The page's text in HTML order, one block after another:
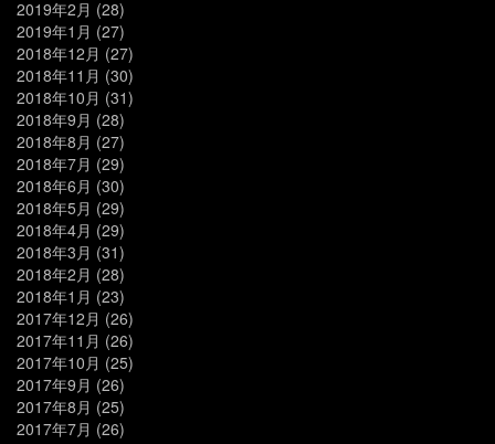
2019年2月 (28)
2019年1月 (27)
2018年12月 (27)
2018年11月 (30)
2018年10月 (31)
2018年9月 (28)
2018年8月 (27)
2018年7月 (29)
2018年6月 (30)
2018年5月 (29)
2018年4月 (29)
2018年3月 (31)
2018年2月 (28)
2018年1月 (23)
2017年12月 (26)
2017年11月 (26)
2017年10月 (25)
2017年9月 (26)
2017年8月 (25)
2017年7月 (26)